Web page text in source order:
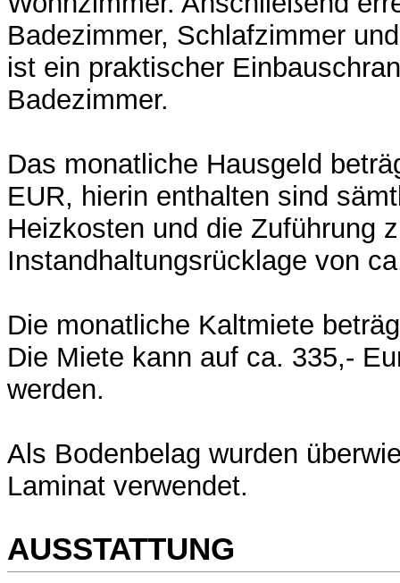
Badezimmer, Schlafzimmer
ist ein praktischer
Badezimmer.
Das monatliche Hausgeld
EUR, hierin enthalten sind
Heizkosten und die Zuführung
Instandhaltungsrücklage von
Die monatliche Kaltmiete
Die Miete kann auf ca. 335,-
werden.
Als Bodenbelag wurden
Laminat verwendet.
AUSSTATTUNG